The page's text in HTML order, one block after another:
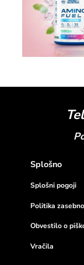
Splošno
Splošni pogoji
Politika
Obvestilo o
Vračila